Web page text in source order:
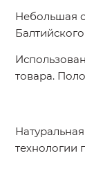
Небольшая
товара.
технологии